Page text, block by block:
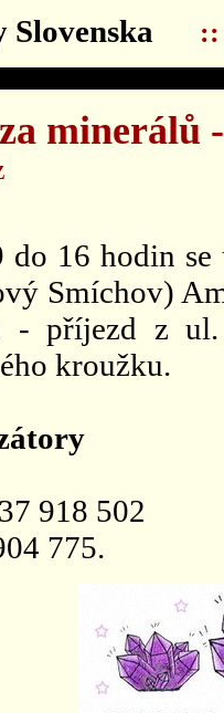
Slovenska ::
minerálů
do 16 hodin
Smíchov)
- příjezd z ul.
kroužku.
918 502
775.